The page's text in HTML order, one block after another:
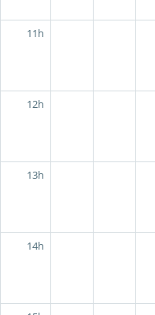
11h
12h
13h
14h